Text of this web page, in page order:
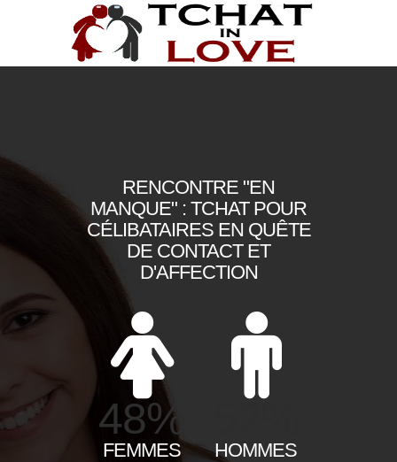
RENCONTRE "EN
MANQUE" : TCHAT POUR
CÉLIBATAIRES EN QUÊTE
DE CONTACT ET
D'AFFECTION
48%
FEMMES HOMMES